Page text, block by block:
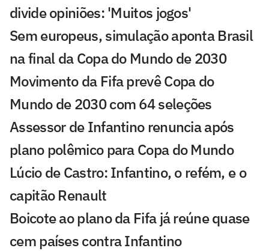
divide opiniões: 'Muitos jogos'
Sem europeus, simulação aponta Brasil
na final da Copa do Mundo de 2030
Movimento da Fifa prevê Copa do
Mundo de 2030 com 64 seleções
Assessor de Infantino renuncia após
plano polêmico para Copa do Mundo
Lúcio de Castro: Infantino, o refém, e o
capitão Renault
Boicote ao plano da Fifa já reúne quase
cem países contra Infantino